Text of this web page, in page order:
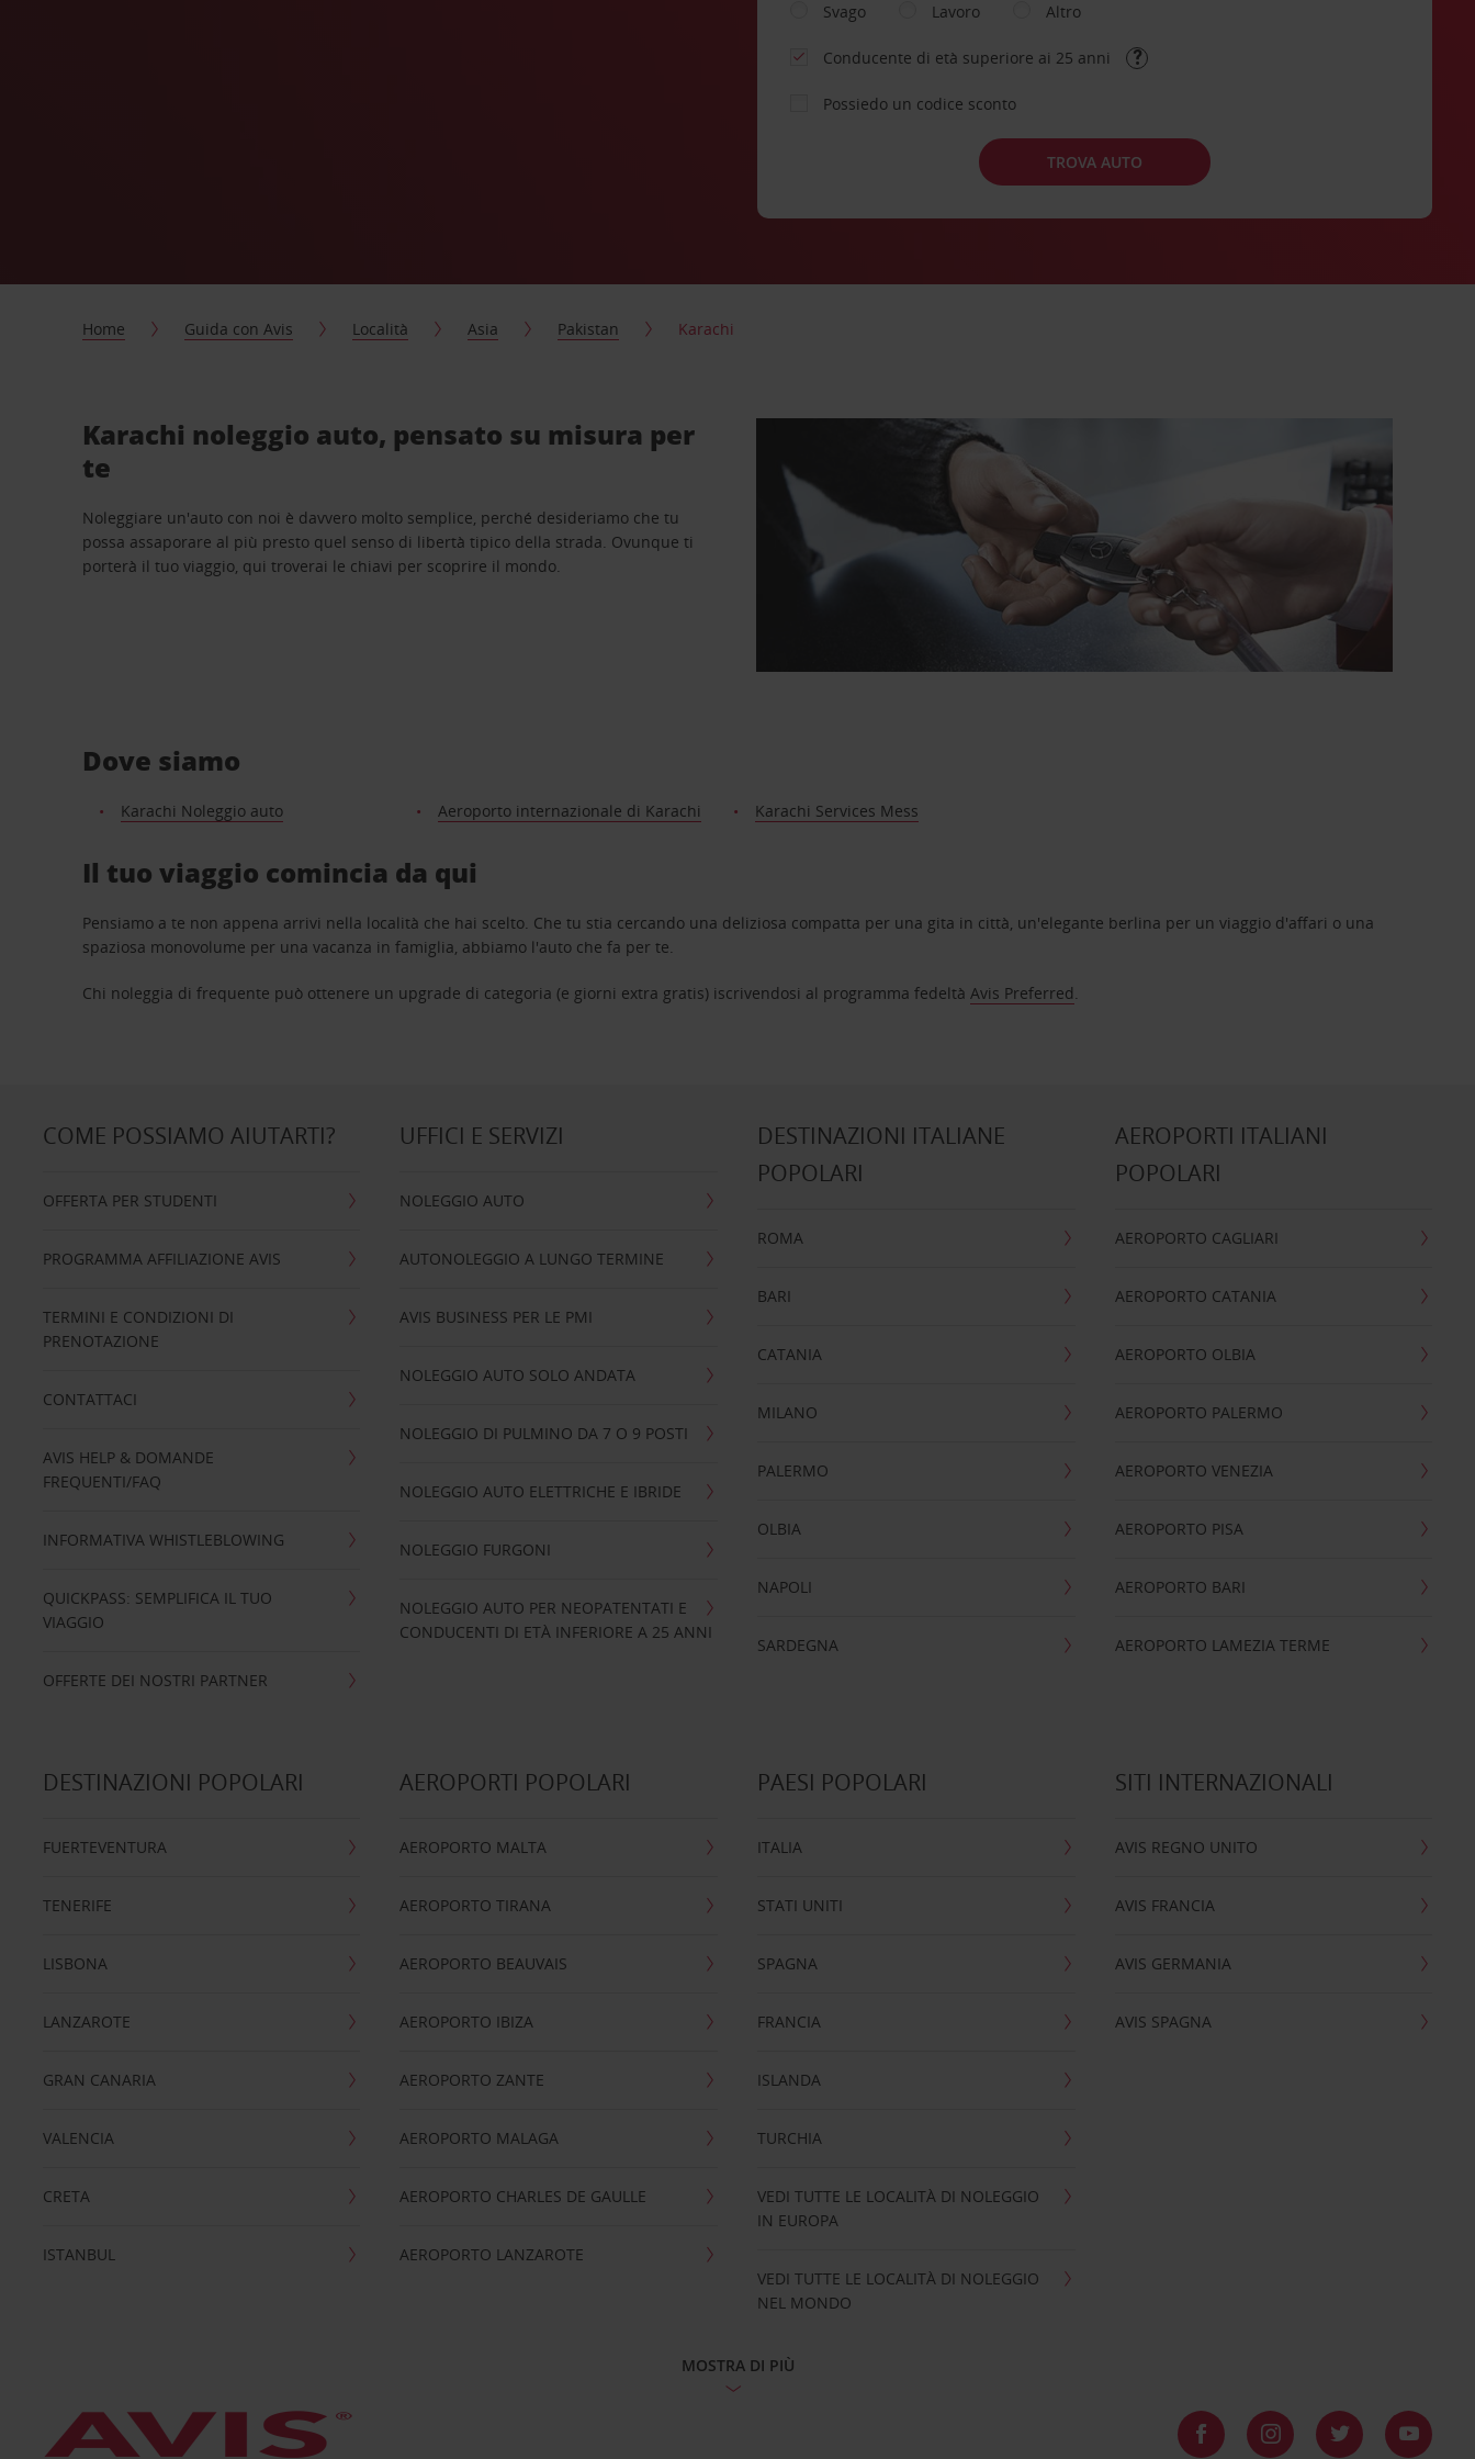
Svago
Lavoro Altro
Conducente di età superiore ai 25 anni
Possiedo un codice sconto
TROVA AUTO
Home Guida con Avis Località Asia Pakistan Karachi
Karachi noleggio auto, pensato su misura per
te
Noleggiare un'auto con noi è davvero molto semplice, perché desideriamo che tu
possa assaporare al più presto quel senso di libertà tipico della strada. Ovunque ti
porterà il tuo viaggio, qui troverai le chiavi per scoprire il mondo.
Dove siamo
Karachi Noleggio auto Aeroporto internazionale di Karachi Karachi Services Mess
Il tuo viaggio comincia da qui
Pensiamo a te non appena arrivi nella località che hai scelto. Che tu stia cercando una deliziosa compatta per una gita in città, un'elegante berlina per un viaggio d'affari o una
spaziosa monovolume per una vacanza in famiglia, abbiamo l'auto che fa per te.
Chi noleggia di frequente può ottenere un upgrade di categoria (e giorni extra gratis) iscrivendosi al programma fedeltàAvis Preferred.
COME POSSIAMO AIUTARTI?
OFFERTA PER STUDENTI
PROGRAMMA AFFILIAZIONE AVIS
TERMINI E CONDIZIONI DI
PRENOTAZIONE
CONTATTACI
AVIS HELP & DOMANDE
FREQUENTI/FAQ
INFORMATIVA WHISTLEBLOWING
QUICKPASS: SEMPLIFICA IL TUO
VIAGGIO
OFFERTE DEI NOSTRI PARTNER
UFFICI E SERVIZI
NOLEGGIO AUTO
AUTONOLEGGIO A LUNGO TERMINE
AVIS BUSINESS PER LE PMI
NOLEGGIO AUTO SOLO ANDATA
NOLEGGIO DI PULMINO DA 7 O 9 POSTI
NOLEGGIO AUTO ELETTRICHE E IBRIDE
NOLEGGIO FURGONI
NOLEGGIO AUTO PER NEOPATENTATI E
CONDUCENTI DI ETÀ INFERIORE A 25 ANNI
DESTINAZIONI ITALIANE
POPOLARI
ROMA
BARI
CATANIA
MILANO
PALERMO
OLBIA
NAPOLI
SARDEGNA
AEROPORTI ITALIANI
POPOLARI
AEROPORTO CAGLIARI
AEROPORTO CATANIA
AEROPORTO OLBIA
AEROPORTO PALERMO
AEROPORTO VENEZIA
AEROPORTO PISA
AEROPORTO BARI
AEROPORTO LAMEZIA TERME
DESTINAZIONI POPOLARI
FUERTEVENTURA
TENERIFE
LISBONA
LANZAROTE
GRAN CANARIA
VALENCIA
CRETA
ISTANBUL
AEROPORTI POPOLARI
AEROPORTO MALTA
AEROPORTO TIRANA
AEROPORTO BEAUVAIS
AEROPORTO IBIZA
AEROPORTO ZANTE
AEROPORTO MALAGA
AEROPORTO CHARLES DE GAULLE
AEROPORTO LANZAROTE
PAESI POPOLARI
ITALIA
STATI UNITI
SPAGNA
FRANCIA
ISLANDA
TURCHIA
VEDI TUTTE LE LOCALITÀ DI NOLEGGIO
IN EUROPA
VEDI TUTTE LE LOCALITÀ DI NOLEGGIO
NEL MONDO
SITI INTERNAZIONALI
AVIS REGNO UNITO
AVIS FRANCIA
AVIS GERMANIA
AVIS SPAGNA
MOSTRA DI PIÙ